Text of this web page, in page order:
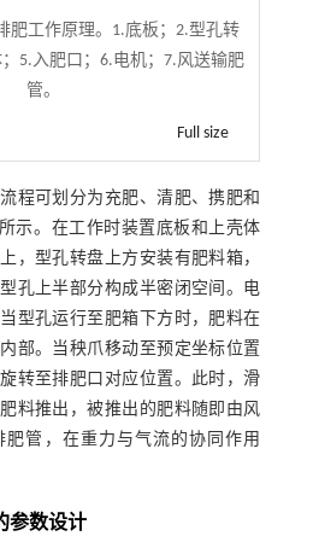
肥工作原理。1.底板；2.型孔转
5.入肥口；6.电机；7.风送输肥
管。
Full size
程可划分为充肥、清肥、携肥和
示。在工作时装置底板和上壳体
，型孔转盘上方安装有肥料箱，
孔上半部分构成半密闭空间。电
型孔运行至肥箱下方时，肥料在
部。当秧爪移动至预定坐标位置
转至排肥口对应位置。此时，滑
料推出，被推出的肥料随即由风
管，在重力与气流的协同作用
参数设计